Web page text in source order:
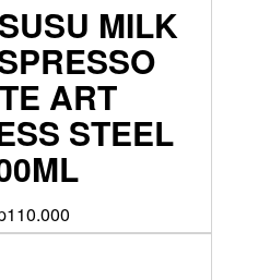
MILK
ART
STEEL
110.000